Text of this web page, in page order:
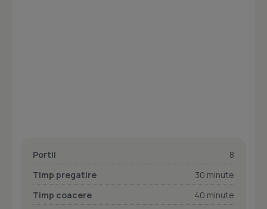
Portii
8
Timp pregatire
30 minute
Timp coacere
40 minute